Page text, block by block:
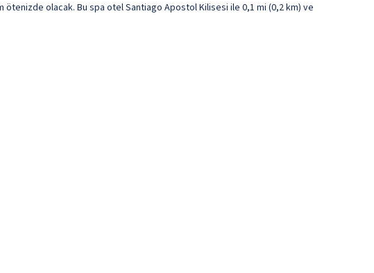
ötenizde olacak. Bu spa otel Santiago Apostol Kilisesi ile 0,1 mi (0,2 km) ve